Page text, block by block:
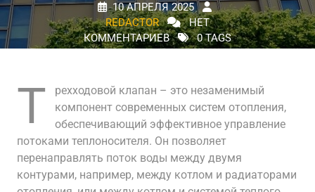
10 АПРЕЛЯ 2025
REDACTOR
НЕТ
КОММЕНТАРИЕВ
0 TAGS
Т
рехходовой клапан – это незаменимый
компонент современных систем отопления,
обеспечивающий эффективное управление
потоками теплоносителя. Он позволяет
перенаправлять поток воды между двумя
контурами, например, между котлом и радиаторами